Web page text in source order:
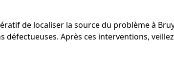
de localiser la source du problème à
Après ces interventions,